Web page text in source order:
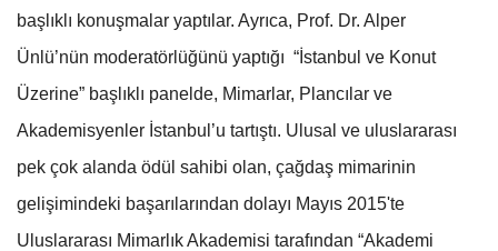
başlıklı konuşmalar yaptılar. Ayrıca, Prof. Dr. Alper
Ünlü’nün moderatörlüğünü yaptığı “İstanbul ve Konut
Üzerine” başlıklı panelde, Mimarlar, Plancılar ve
Akademisyenler İstanbul’u tartıştı. Ulusal ve uluslararası
pek çok alanda ödül sahibi olan, çağdaş mimarinin
gelişimindeki başarılarından dolayı Mayıs 2015'te
Uluslararası Mimarlık Akademisi tarafından “Akademi